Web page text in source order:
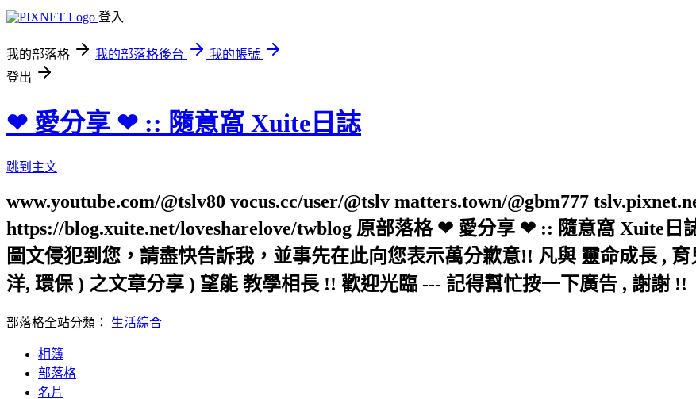
登入
我的部落格 我的部落格後台
我的帳號
登出
❤ 愛分享 ❤ :: 隨意窩 Xuite日誌
跳到主文
www.youtube.com/@tslv80 vocus.cc/user/@tslv matters.town/@gbm777
https://blog.xuite.net/lovesharelove/twblog 原部落格 ❤ 愛分享 ❤ :: 隨意窩 Xuite日
圖文侵犯到您，請盡快告訴我，並事先在此向您表示萬分歉意!! 凡與 靈命成長 ,
洋, 環保 ) 之文章分享 ) 望能 教學相長 !! 歡迎光臨 --- 記得幫忙按一下廣告 , 謝謝 !!
部落格全站分類： 生活綜合
相簿
部落格
名片